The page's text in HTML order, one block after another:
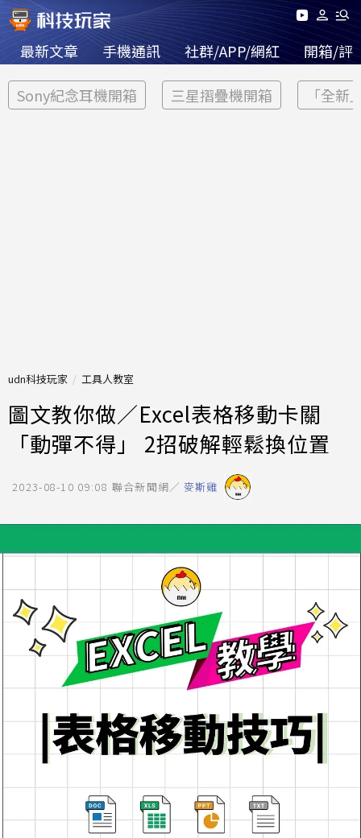
最新文章 手機通訊 社群/APP/網紅 開箱/評
Sony紀念耳機開箱 三星摺疊機開箱 「全新
udn科技玩家 工具人教室
圖文教你做／Excel表格移動卡關
「動彈不得」 2招破解輕鬆換位置
2023-08-10 09:08 聯合新聞網／ 麥斯雞